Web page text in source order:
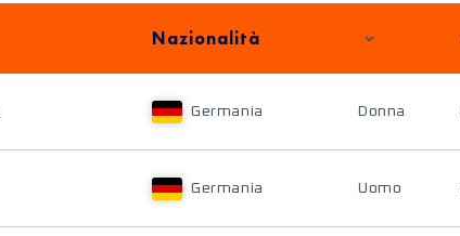
Nazionalità
Germania Donna
Germania Uomo